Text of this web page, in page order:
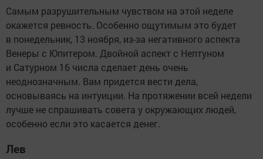
Самым разрушительным чувством на этой неделе
окажется ревность. Особенно ощутимым это будет
в понедельник, 13 ноября, из-за негативного аспекта
Венеры с Юпитером. Двойной аспект с Нептуном
и Сатурном 16 числа сделает день очень
неоднозначным. Вам придется вести дела,
основываясь на интуиции. На протяжении всей недели
лучше не спрашивать совета у окружающих людей,
особенно если это касается денег.
Лев